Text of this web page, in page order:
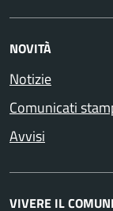
NOVITÀ
Notizie
Comunicati
Avvisi
VIVERE IL